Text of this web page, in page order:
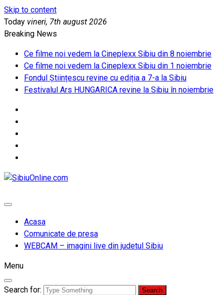
Skip to content
Today vineri, 7th august 2026
Breaking News
Ce filme noi vedem la Cineplexx Sibiu din 8 noiembrie
Ce filme noi vedem la Cineplexx Sibiu din 1 noiembrie
Fondul Științescu revine cu ediția a 7-a la Sibiu
Festivalul Ars HUNGARICA revine la Sibiu în noiembrie
Acasa
Comunicate de presa
WEBCAM – imagini live din judetul Sibiu
Menu
Search for: